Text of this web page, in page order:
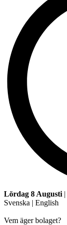
Lördag 8 Augusti |
Svenska | English
Vem äger bolaget?